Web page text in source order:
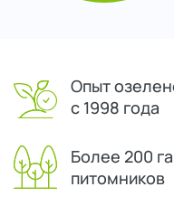
Опыт
с 1998 года
Более 200
питомников